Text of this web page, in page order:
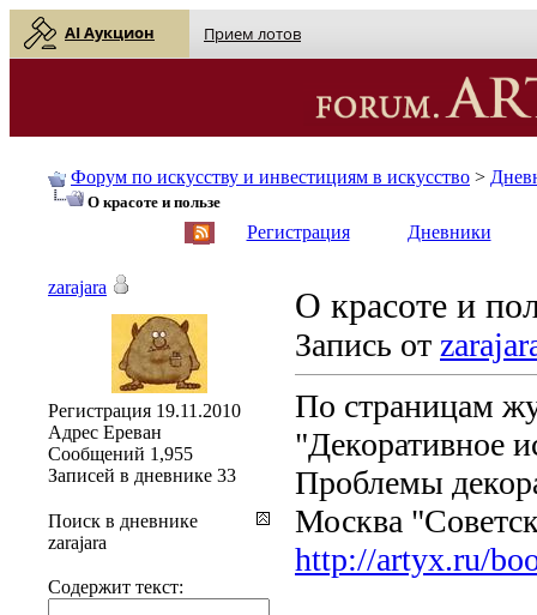
AI Аукцион Прием лотов
Форум по искусству и инвестициям в искусство >
О красоте и пользе
Регистрация Дневники
О красоте и
Запись от
По страницам
"Декоративное
Проблемы
Москва
http://artyx.ru/
zarajara
Регистрация 19.11.2010
Адрес Ереван
Сообщений 1,955
Записей в дневнике 33
Поиск в дневнике
zarajara
Содержит текст: